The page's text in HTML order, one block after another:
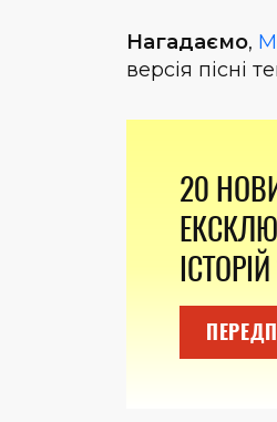
Нагадаємо,
версія пісні
20